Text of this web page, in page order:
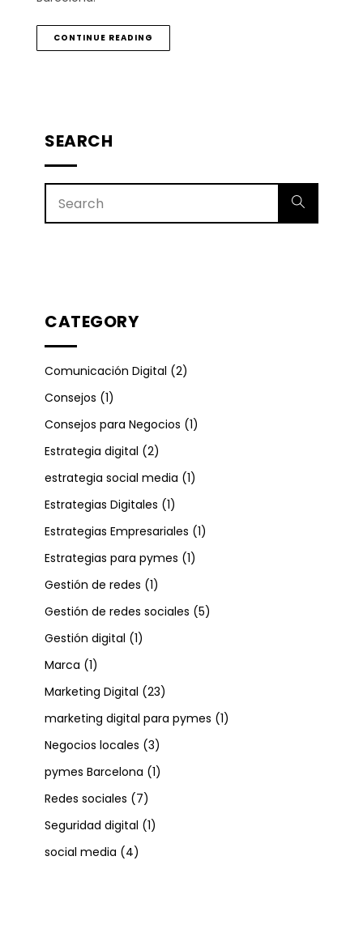
CONTINUE READING
SEARCH
CATEGORY
Comunicación Digital (2)
Consejos (1)
Consejos para Negocios (1)
Estrategia digital (2)
estrategia social media (1)
Estrategias Digitales (1)
Estrategias Empresariales (1)
Estrategias para pymes (1)
Gestión de redes (1)
Gestión de redes sociales (5)
Gestión digital (1)
Marca (1)
Marketing Digital (23)
marketing digital para pymes (1)
Negocios locales (3)
pymes Barcelona (1)
Redes sociales (7)
Seguridad digital (1)
social media (4)